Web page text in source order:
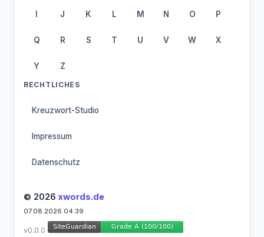
I J K L M N O P
Q R S T U V W X
Y Z
RECHTLICHES
Kreuzwort-Studio
Impressum
Datenschutz
© 2026 xwords.de
07.08.2026 04:39
v0.0.0